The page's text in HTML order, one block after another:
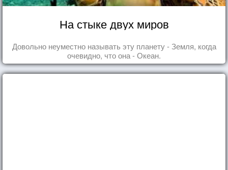
На стыке двух миров
Довольно неуместно называть эту планету - Земля, когда
очевидно, что она - Океан.